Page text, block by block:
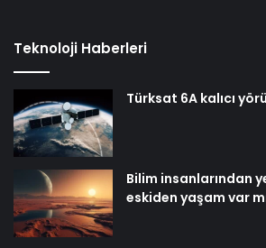
Teknoloji Haberleri
Türksat 6A kalıcı
Bilim insanlarından
eskiden yaşam var